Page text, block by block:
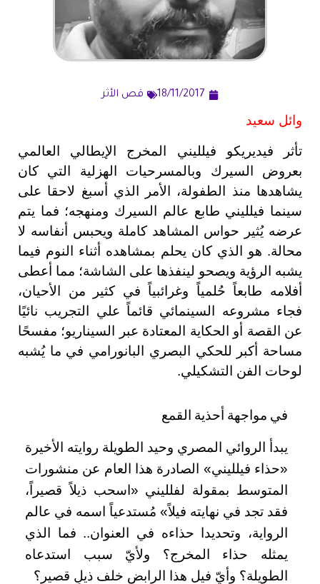
18/11/2017 قص الأثر
وائل سعيد
تأثر فيديريكو فيلليني المخرج الإيطالي العالمي
بعروض السيرك وبالمسرحيات الهزلية التي كان
يشاهدها منذ الطفولة، الأمر الذي أسبغ لاحقا على
سينما فيلليني طابع عالم السيرك ومنهجه؛ فما يتم
عرضه يُثير حواس المشاهد كاملة ويحبس أنفاسه لا
محالة. هو الذي كان يحلم بمشاهده أثناء النوم فيما
يشبه الرؤية ويصحو لينفذها على الشاشة؛ مما أعطى
أفلامه طابعاً حُلمياً وغرائبياً في كثير من الأحيان،
فجاء مشروعه السينمائي قائماً علي التجريب نائيًا
عن القصة أو الحكاية المعتادة عبر السيناريو؛ مفسحًا
مساحة أكبر للحكي البصري البانورامي في ما يُشبه
لوحات الفن التشكيلي.
في مواجهة أحذية القمع
يبدأ الروائي المصري وحيد الطويلة روايته الأخيرة
«حذاء فيلليني» الصادرة هذا العام عن منشورات
المتوسط بمقولة لفلليني «اسحب ذيلاً قصيراً،
فقد تجد في نهايته فيلاً» مُستدعياً اسمه في عالم
الرواية، وتحديدا حذاءه في العنوان.. فما الذي
يمثله حذاء المخرج؟ ولأيّ سبب استدعاه
الطويلة؟ وأيّ فيل هذا الرابض خلف ذيلٍ قصيرٍ؟